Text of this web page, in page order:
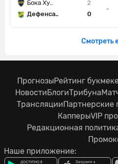
Бока Ху..
2
Дефенса..
0
-
Смотреть
ПрогнозыРейтинг
НовостиБлогиТрибуна
ТрансляцииПартнерские
КапперыVIP
Редакционная
Наше приложение: